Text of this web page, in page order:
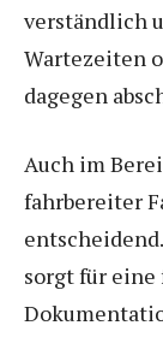
verständlich
Wartezeiten
dagegen
Auch im
fahrbereiter
sorgt für